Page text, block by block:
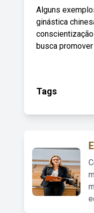
Alguns
ginástica
busca
Tags